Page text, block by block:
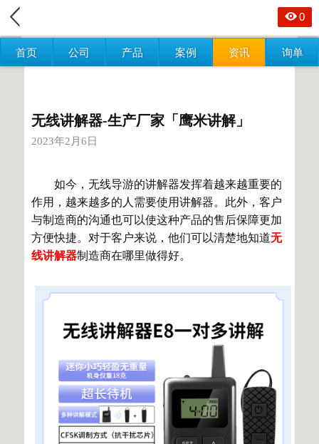
首页 公司 产品 案例 资讯 询单
0
无线讲解器-生产厂家「鹰米讲解」
2023年2月6日
如今，无线导游的讲解器发挥着越来越重要的
作用，越来越多的人需要使用讲解器。此外，客户
与制造商的沟通也可以使这种产品的售后保障更加
方便快捷。对于客户来说，他们可以清楚地知道无
线讲解器制造商在哪里做得好。